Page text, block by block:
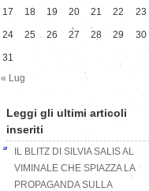
17 18 19 20 21 22 23
24 25 26 27 28 29 30
31
« Lug
Leggi gli ultimi articoli
inseriti
IL BLITZ DI SILVIA SALIS AL
VIMINALE CHE SPIAZZA LA
PROPAGANDA SULLA